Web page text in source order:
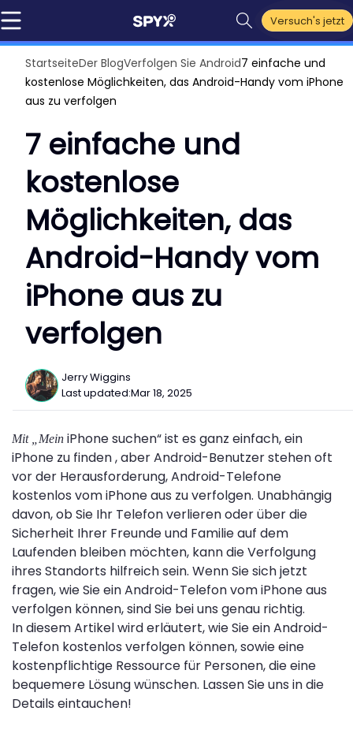
Versuch's jetzt
StartseiteDer BlogVerfolgen Sie Android7 einfache und
kostenlose Möglichkeiten, das Android-Handy vom iPhone
aus zu verfolgen
7 einfache und
kostenlose
Möglichkeiten, das
Android-Handy vom
iPhone aus zu
verfolgen
Jerry Wiggins
Last updated:Mar 18, 2025
Mit „Mein iPhone suchen“ ist es ganz einfach, ein
iPhone zu finden , aber Android-Benutzer stehen oft
vor der Herausforderung, Android-Telefone
kostenlos vom iPhone aus zu verfolgen. Unabhängig
davon, ob Sie Ihr Telefon verlieren oder über die
Sicherheit Ihrer Freunde und Familie auf dem
Laufenden bleiben möchten, kann die Verfolgung
ihres Standorts hilfreich sein. Wenn Sie sich jetzt
fragen, wie Sie ein Android-Telefon vom iPhone aus
verfolgen können, sind Sie bei uns genau richtig.
In diesem Artikel wird erläutert, wie Sie ein Android-
Telefon kostenlos verfolgen können, sowie eine
kostenpflichtige Ressource für Personen, die eine
bequemere Lösung wünschen. Lassen Sie uns in die
Details eintauchen!